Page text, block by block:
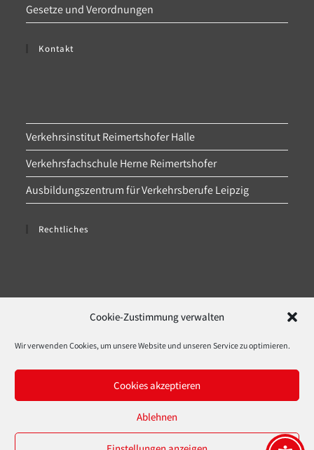
Cookie-Zustimmung verwalten
Wir verwenden Cookies, um unsere Website und unseren Service zu optimieren.
Cookies akzeptieren
Ablehnen
Gesetze und Verordnungen
Kontakt
Verkehrsinstitut Reimertshofer Halle
Verkehrsfachschule Herne Reimertshofer
Ausbildungszentrum für Verkehrsberufe Leipzig
Rechtliches
Impressum
Cookie-Richtlinie (EU)